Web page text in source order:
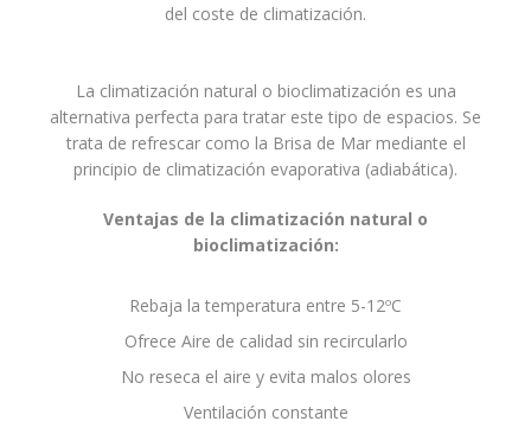
del coste de climatización.
La climatización natural o bioclimatización es una
alternativa perfecta para tratar este tipo de espacios. Se
trata de refrescar como la Brisa de Mar mediante el
principio de climatización evaporativa (adiabática).
Ventajas de la climatización natural o
bioclimatización:
Rebaja la temperatura entre 5-12ºC
Ofrece Aire de calidad sin recircularlo
No reseca el aire y evita malos olores
Ventilación constante